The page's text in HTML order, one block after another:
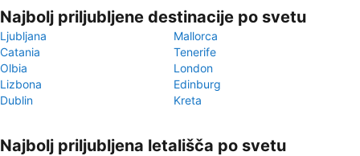
Najbolj priljubljene destinacije po svetu
Ljubljana
Mallorca
Catania
Tenerife
Olbia
London
Lizbona
Edinburg
Dublin
Kreta
Najbolj priljubljena letališča po svetu